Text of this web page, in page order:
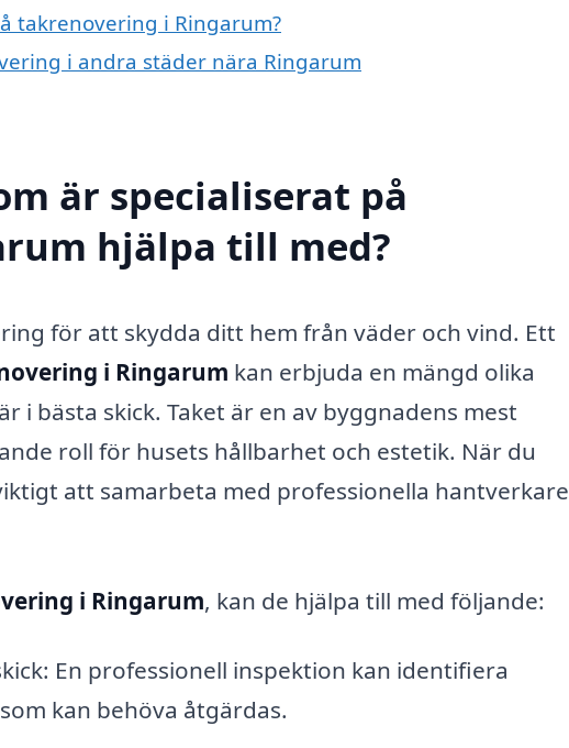
takrenovering i Ringarum?
i andra städer nära Ringarum
är specialiserat på
hjälpa till med?
för att skydda ditt hem från väder och vind. Ett
i Ringarum kan erbjuda en mängd olika
bästa skick. Taket är en av byggnadens mest
roll för husets hållbarhet och estetik. När du
att samarbeta med professionella hantverkare
i Ringarum, kan de hjälpa till med följande:
En professionell inspektion kan identifiera
kan behöva åtgärdas.